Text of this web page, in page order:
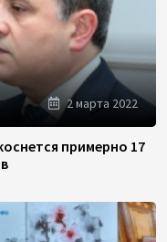
2 марта 2022
примерно 17